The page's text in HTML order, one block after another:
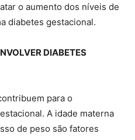
o aumento dos níveis de
diabetes gestacional.
DIABETES
para o
A idade materna
de peso são fatores